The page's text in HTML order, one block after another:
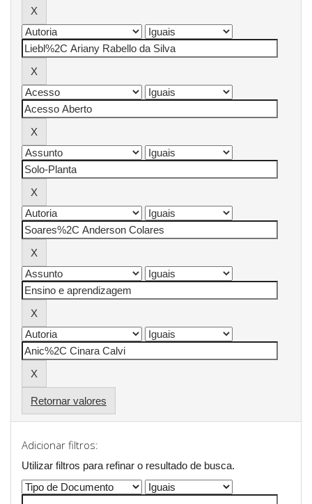
Retornar valores
Adicionar filtros:
Utilizar filtros para refinar o resultado de busca.